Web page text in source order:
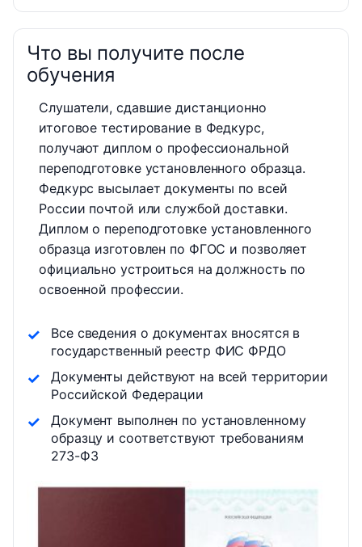
Что вы получите после
обучения
Слушатели, сдавшие дистанционно
итоговое тестирование в Федкурс,
получают диплом о профессиональной
переподготовке установленного образца.
Федкурс высылает документы по всей
России почтой или службой доставки.
Диплом о переподготовке установленного
образца изготовлен по ФГОС и позволяет
официально устроиться на должность по
освоенной профессии.
Все сведения о документах вносятся в
государственный реестр ФИС ФРДО
Документы действуют на всей территории
Российской Федерации
Документ выполнен по установленному
образцу и соответствуют требованиям
273-ФЗ